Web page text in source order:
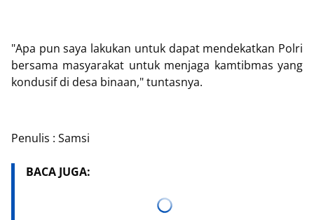
"Apa pun saya lakukan untuk dapat mendekatkan Polri
bersama masyarakat untuk menjaga kamtibmas yang
kondusif di desa binaan," tuntasnya.
Penulis : Samsi
BACA JUGA: